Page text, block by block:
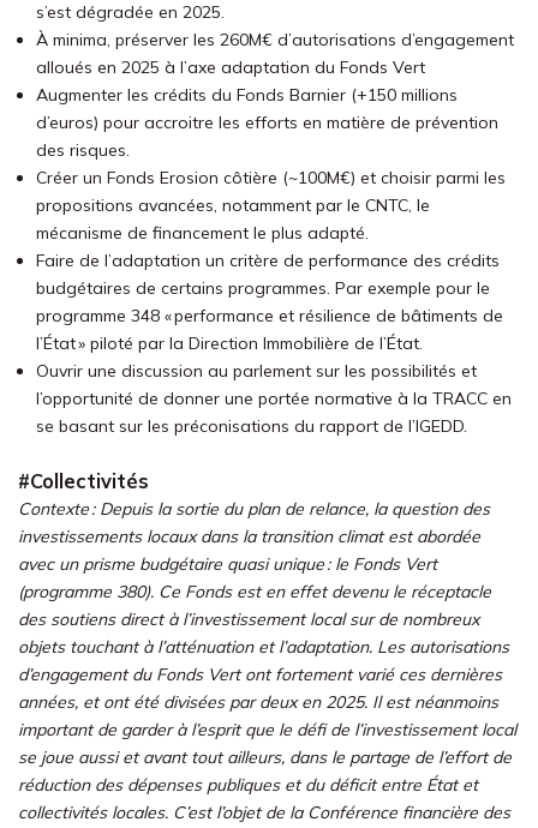
s’est dégradée en 2025.
À minima, préserver les 260M€ d’autorisations d’engagement
alloués en 2025 à l’axe adaptation du Fonds Vert
Augmenter les crédits du Fonds Barnier (+150 millions
d’euros) pour accroitre les efforts en matière de prévention
des risques.
Créer un Fonds Erosion côtière (~100M€) et choisir parmi les
propositions avancées, notamment par le CNTC, le
mécanisme de financement le plus adapté.
Faire de l’adaptation un critère de performance des crédits
budgétaires de certains programmes. Par exemple pour le
programme 348 « performance et résilience de bâtiments de
l’État » piloté par la Direction Immobilière de l’État.
Ouvrir une discussion au parlement sur les possibilités et
l’opportunité de donner une portée normative à la TRACC en
se basant sur les préconisations du rapport de l’IGEDD.
#Collectivités
Contexte : Depuis la sortie du plan de relance, la question des
investissements locaux dans la transition climat est abordée
avec un prisme budgétaire quasi unique : le Fonds Vert
(programme 380). Ce Fonds est en effet devenu le réceptacle
des soutiens direct à l’investissement local sur de nombreux
objets touchant à l’atténuation et l’adaptation. Les autorisations
d’engagement du Fonds Vert ont fortement varié ces dernières
années, et ont été divisées par deux en 2025. Il est néanmoins
important de garder à l’esprit que le défi de l’investissement local
se joue aussi et avant tout ailleurs, dans le partage de l’effort de
réduction des dépenses publiques et du déficit entre État et
collectivités locales. C’est l’objet de la Conférence financière des